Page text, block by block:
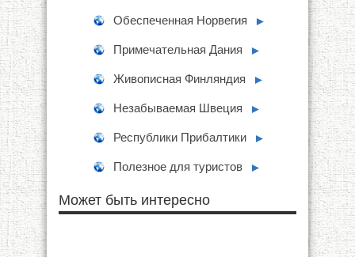
Обеспеченная Норвегия ►
Примечательная Дания ►
Живописная Финляндия ►
Незабываемая Швеция ►
Республики Прибалтики ►
Полезное для туристов ►
Может быть интересно